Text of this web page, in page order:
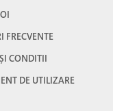
FRECVENTE
CONDITII
DE UTILIZARE